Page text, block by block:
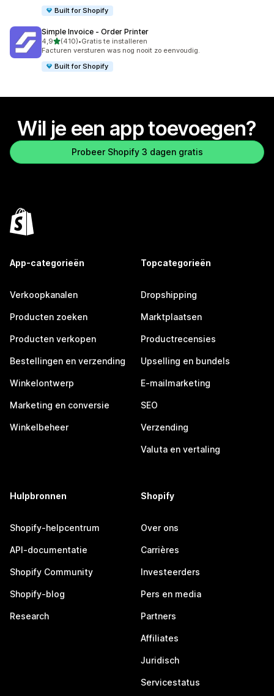
Built for Shopify
Simple Invoice ‑ Order Printer
4,9van 5 sterren
(410)
410 recensies in totaal
•Gratis te installeren
Facturen versturen was nog nooit zo eenvoudig.
Built for Shopify
Wil je een app toevoegen?
Probeer Shopify 3 dagen gratis
App-categorieën
Verkoopkanalen
Producten zoeken
Producten verkopen
Bestellingen en verzending
Winkelontwerp
Marketing en conversie
Winkelbeheer
Topcategorieën
Dropshipping
Marktplaatsen
Productrecensies
Upselling en bundels
E-mailmarketing
SEO
Verzending
Valuta en vertaling
Hulpbronnen
Shopify-helpcentrum
API-documentatie
Shopify Community
Shopify-blog
Research
Shopify
Over ons
Carrières
Investeerders
Pers en media
Partners
Affiliates
Juridisch
Servicestatus